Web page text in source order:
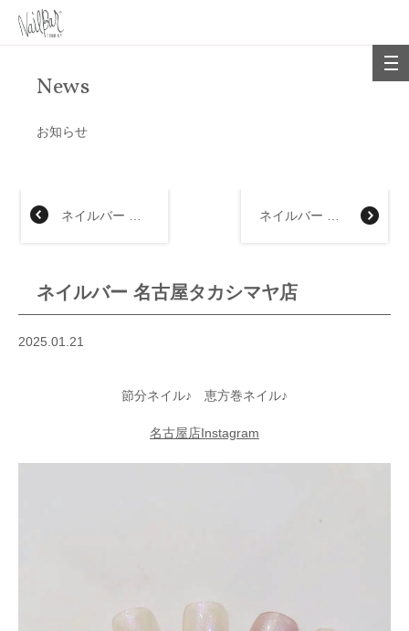
News
お知らせ
ネイルバー 名古屋タカシマヤ店
2025.01.21
節分ネイル♪ 恵方巻ネイル♪
名古屋店Instagram